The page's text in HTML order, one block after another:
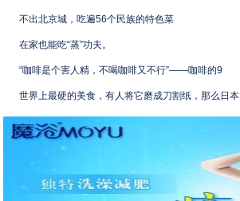
不出北京城，吃遍56个民族的特色菜
在家也能吃“蒸”功夫。
“咖啡是个害人精，不喝咖啡又不行”——咖啡的9
世界上最硬的美食，有人将它磨成刀割纸，那么日本